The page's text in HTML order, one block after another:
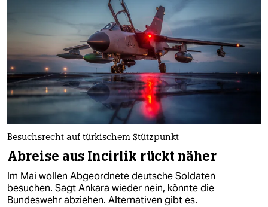
Besuchsrecht auf türkischem Stützpunkt
Abreise aus Incirlik rückt näher
Im Mai wollen Abgeordnete deutsche Soldaten
besuchen. Sagt Ankara wieder nein, könnte die
Bundeswehr abziehen. Alternativen gibt es.